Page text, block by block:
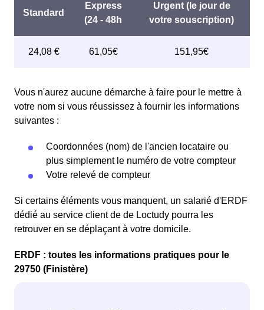
Vous n'aurez aucune démarche à faire pour le mettre à
votre nom si vous réussissez à fournir les informations
suivantes :
Coordonnées (nom) de l'ancien locataire ou
plus simplement le numéro de votre compteur
Votre relevé de compteur
Si certains éléments vous manquent, un salarié d'ERDF
dédié au service client de de Loctudy pourra les
retrouver en se déplaçant à votre domicile.
ERDF : toutes les informations pratiques pour le
29750 (Finistère)